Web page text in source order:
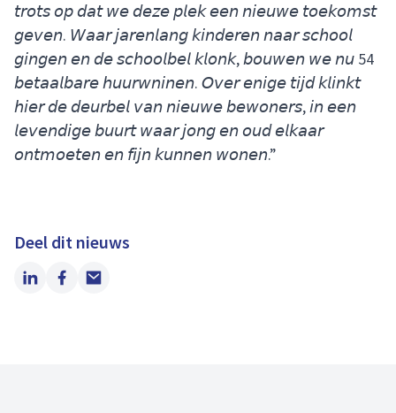
𝘵𝘳𝘰𝘵𝘴 𝘰𝘱 𝘥𝘢𝘵 𝘸𝘦 𝘥𝘦𝘻𝘦 𝘱𝘭𝘦𝘬 𝘦𝘦𝘯 𝘯𝘪𝘦𝘶𝘸𝘦 𝘵𝘰𝘦𝘬𝘰𝘮𝘴𝘵
𝘨𝘦𝘷𝘦𝘯. 𝘞𝘢𝘢𝘳 𝘫𝘢𝘳𝘦𝘯𝘭𝘢𝘯𝘨 𝘬𝘪𝘯𝘥𝘦𝘳𝘦𝘯 𝘯𝘢𝘢𝘳 𝘴𝘤𝘩𝘰𝘰𝘭
𝘨𝘪𝘯𝘨𝘦𝘯 𝘦𝘯 𝘥𝘦 𝘴𝘤𝘩𝘰𝘰𝘭𝘣𝘦𝘭 𝘬𝘭𝘰𝘯𝘬, 𝘣𝘰𝘶𝘸𝘦𝘯 𝘸𝘦 𝘯𝘶 54
𝘣𝘦𝘵𝘢𝘢𝘭𝘣𝘢𝘳𝘦 𝘩𝘶𝘶𝘳𝘸𝘯𝘪𝘯𝘦𝘯. 𝘖𝘷𝘦𝘳 𝘦𝘯𝘪𝘨𝘦 𝘵𝘪𝘫𝘥 𝘬𝘭𝘪𝘯𝘬𝘵
𝘩𝘪𝘦𝘳 𝘥𝘦 𝘥𝘦𝘶𝘳𝘣𝘦𝘭 𝘷𝘢𝘯 𝘯𝘪𝘦𝘶𝘸𝘦 𝘣𝘦𝘸𝘰𝘯𝘦𝘳𝘴, 𝘪𝘯 𝘦𝘦𝘯
𝘭𝘦𝘷𝘦𝘯𝘥𝘪𝘨𝘦 𝘣𝘶𝘶𝘳𝘵 𝘸𝘢𝘢𝘳 𝘫𝘰𝘯𝘨 𝘦𝘯 𝘰𝘶𝘥 𝘦𝘭𝘬𝘢𝘢𝘳
𝘰𝘯𝘵𝘮𝘰𝘦𝘵𝘦𝘯 𝘦𝘯 𝘧𝘪𝘫𝘯 𝘬𝘶𝘯𝘯𝘦𝘯 𝘸𝘰𝘯𝘦𝘯.”
Deel dit nieuws
LinkedIn
Facebook
Email